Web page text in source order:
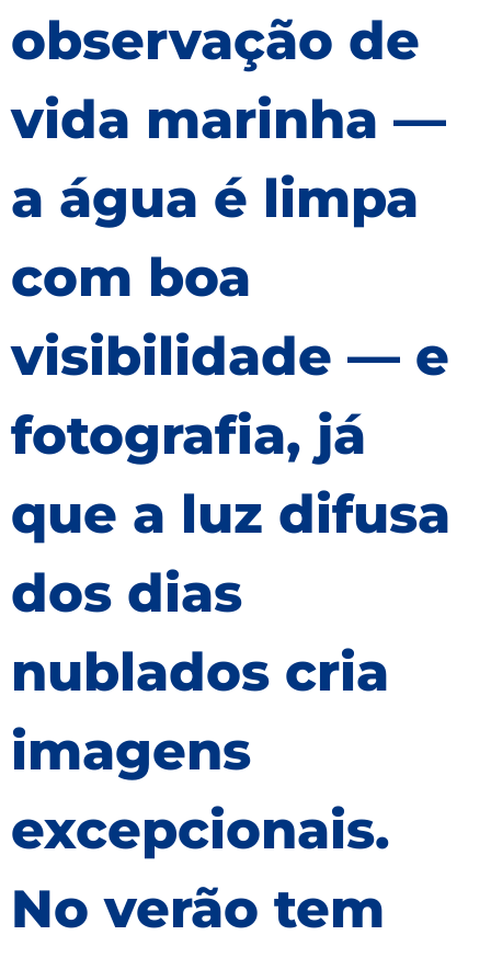
observação de
vida marinha —
a água é limpa
com boa
visibilidade — e
fotografia, já
que a luz difusa
dos dias
nublados cria
imagens
excepcionais.
No verão tem